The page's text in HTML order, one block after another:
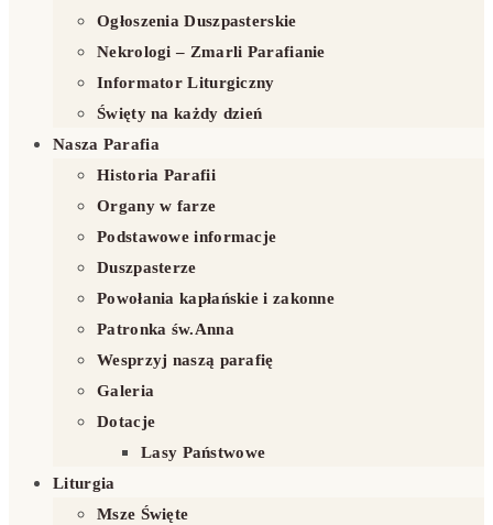
Ogłoszenia Duszpasterskie
Nekrologi – Zmarli Parafianie
Informator Liturgiczny
Święty na każdy dzień
Nasza Parafia
Historia Parafii
Organy w farze
Podstawowe informacje
Duszpasterze
Powołania kapłańskie i zakonne
Patronka św.Anna
Wesprzyj naszą parafię
Galeria
Dotacje
Lasy Państwowe
Liturgia
Msze Święte